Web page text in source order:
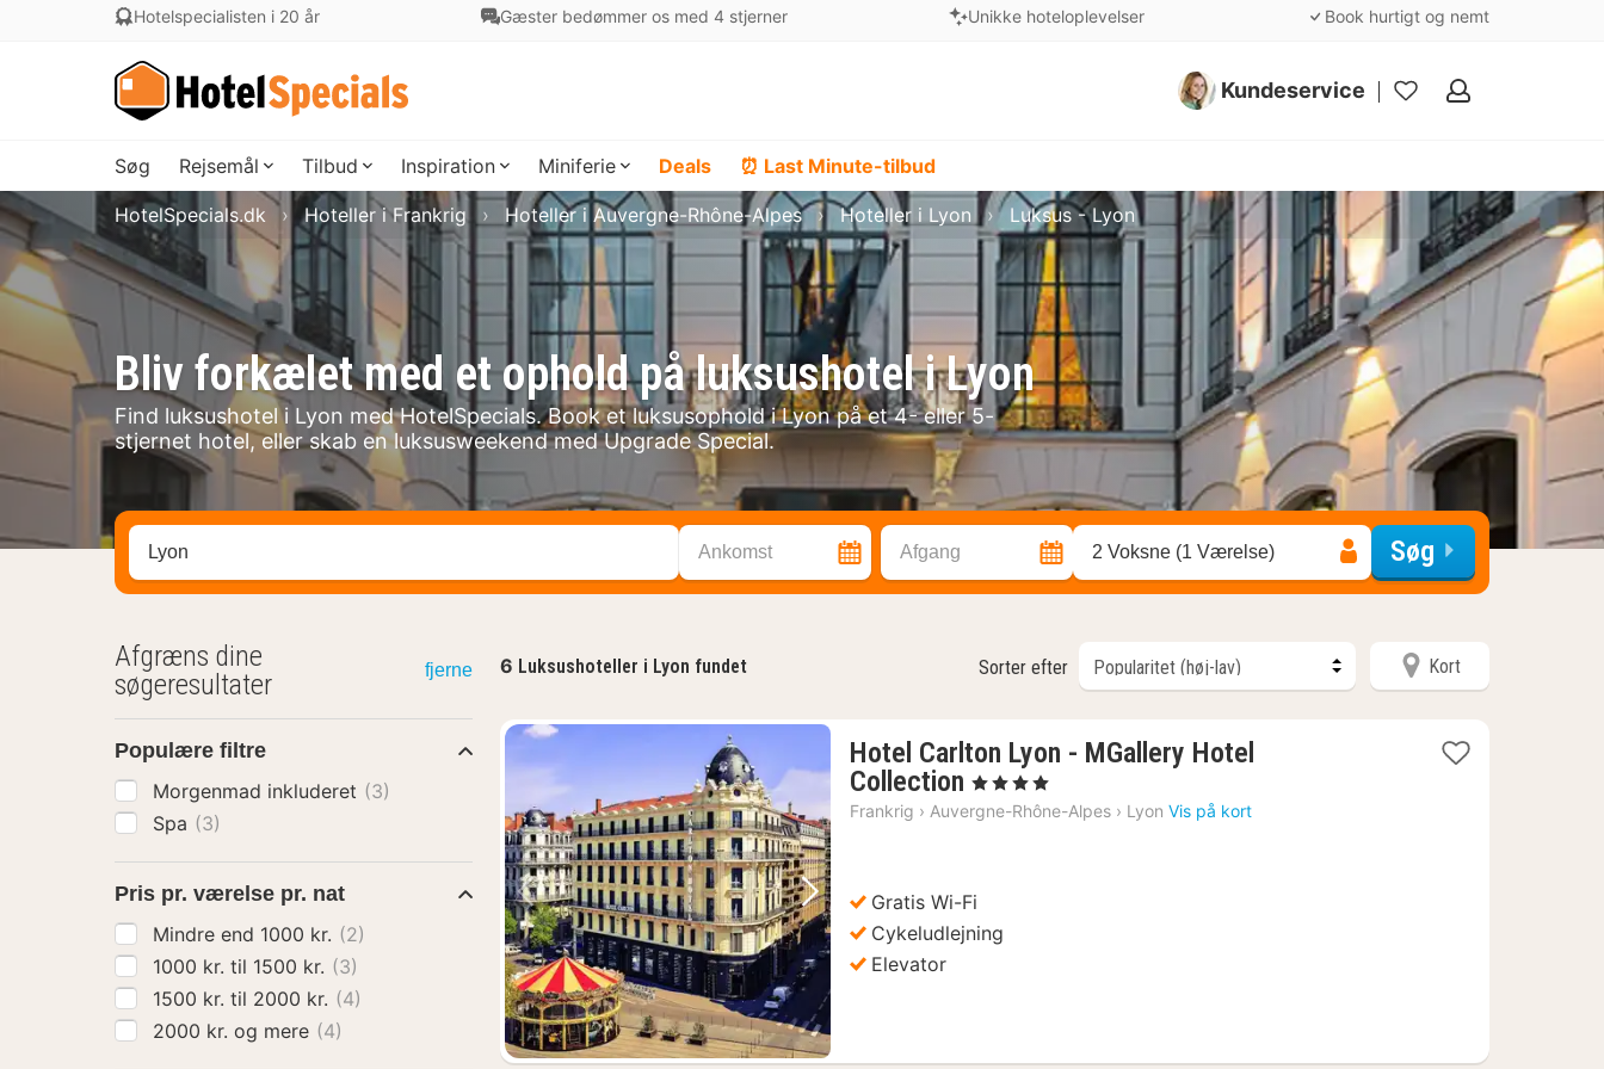
Hotelspecialisten i 20 år Gæster bedømmer os med 4 stjerner Unikke hoteloplevelser Book hurtigt og nemt
Kundeservice
Mine
Søg Rejsemål Tilbud Inspiration Miniferie Deals ⏰ Last Minute-tilbud
Bliv forkælet med et ophold på luksushotel i Lyon
Find luksushotel i Lyon med HotelSpecials. Book et luksusophold i Lyon på et 4- eller 5-
stjernet hotel, eller skab en luksusweekend med Upgrade Special.
HotelSpecials.dk Hoteller i Frankrig Hoteller i Auvergne-Rhône-Alpes Hoteller i Lyon Luksus - Lyon
Søg efter destination ... Ankomst Afgang 2 Voksne (1 Værelse) Søg
6 Luksushoteller i Lyon fundet Sorter efter Kort
Forrige billede Næste billede
Hotel Carlton Lyon - MGallery Hotel
Collection 1
nat
kr.
, 4 Stjerner
Frankrig › Auvergne-Rhône-Alpes › Lyon Vis på kort
Gratis Wi-Fi
Cykeludlejning
Elevator
Afgræns dine
søgeresultater
fjerne
Populære filtre
Morgenmad inkluderet (3)
Spa (3)
Pris pr. værelse pr. nat
Mindre end 1000 kr. (2)
1000 kr. til 1500 kr. (3)
1500 kr. til 2000 kr. (4)
2000 kr. og mere (4)